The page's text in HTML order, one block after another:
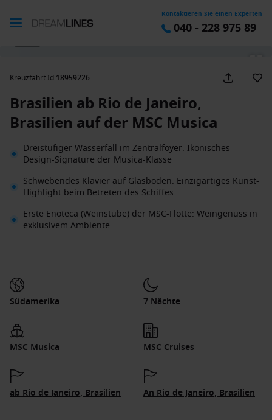
Kontaktieren Sie einen Experten
040 - 228 975 89
Kreuzfahrt Id:18959226
Brasilien ab Rio de Janeiro,
Brasilien auf der MSC Musica
Dreistufiger Wasserfall im Zentralfoyer: Ikonisches
Design-Signature der Musica-Klasse
Schwebendes Klavier auf Glasboden: Einzigartiges Kunst-
Highlight beim Betreten des Schiffes
Erste Enoteca (Weinstube) der MSC-Flotte: Weingenuss in
exklusivem Ambiente
Südamerika 7 Nächte
MSC Musica MSC Cruises
ab Rio de Janeiro, Brasilien An Rio de Janeiro, Brasilien